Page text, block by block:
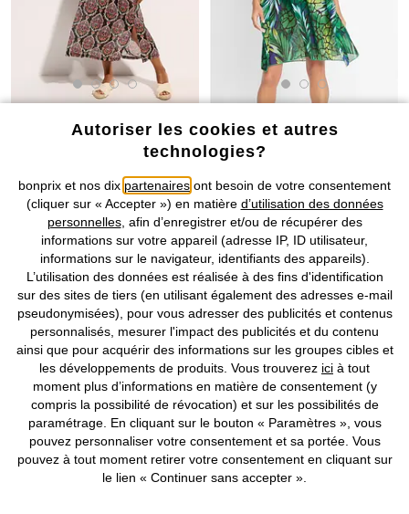
Robe de plage en crêpe
CHF 19,95
Robe-tunique de plage
CHF 19,95
Autoriser les cookies et autres
technologies?
bonprix et nos dix partenaires ont besoin de votre consentement
(cliquer sur « Accepter ») en matière d’utilisation des données
personnelles, afin d’enregistrer et/ou de récupérer des
informations sur votre appareil (adresse IP, ID utilisateur,
informations sur le navigateur, identifiants des appareils).
L’utilisation des données est réalisée à des fins d'identification
sur des sites de tiers (en utilisant également des adresses e-mail
pseudonymisées), pour vous adresser des publicités et contenus
personnalisés, mesurer l'impact des publicités et du contenu
ainsi que pour acquérir des informations sur les groupes cibles et
les développements de produits. Vous trouverez ici à tout
moment plus d’informations en matière de consentement (y
compris la possibilité de révocation) et sur les possibilités de
paramétrage. En cliquant sur le bouton « Paramètres », vous
pouvez personnaliser votre consentement et sa portée. Vous
pouvez à tout moment retirer votre consentement en cliquant sur
le lien « Continuer sans accepter ».